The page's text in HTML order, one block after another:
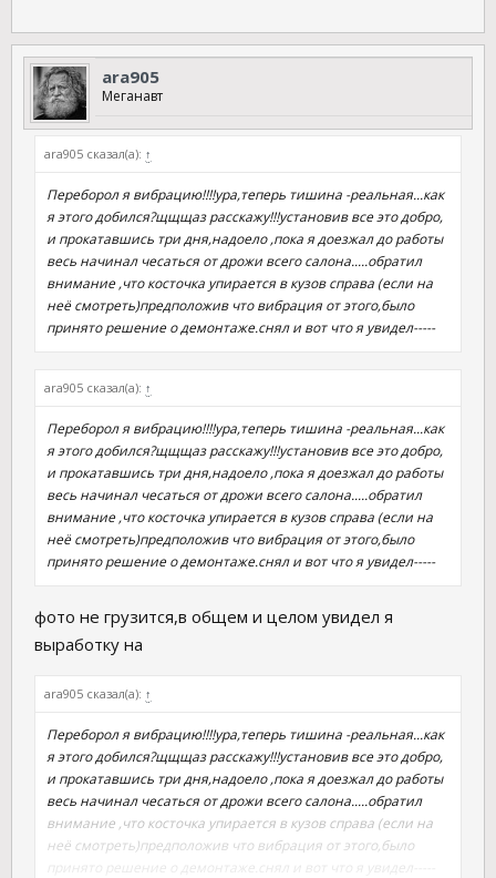
ara905
Меганавт
ara905 сказал(а): ↑
Переборол я вибрацию!!!!ура,теперь тишина -реальная...как
я этого добился?щщщаз расскажу!!!установив все это добро,
и прокатавшись три дня,надоело ,пока я доезжал до работы
весь начинал чесаться от дрожи всего салона.....обратил
внимание ,что косточка упирается в кузов справа (если на
неё смотреть)предположив что вибрация от этого,было
принято решение о демонтаже.снял и вот что я увидел-----
ara905 сказал(а): ↑
Переборол я вибрацию!!!!ура,теперь тишина -реальная...как
я этого добился?щщщаз расскажу!!!установив все это добро,
и прокатавшись три дня,надоело ,пока я доезжал до работы
весь начинал чесаться от дрожи всего салона.....обратил
внимание ,что косточка упирается в кузов справа (если на
неё смотреть)предположив что вибрация от этого,было
принято решение о демонтаже.снял и вот что я увидел-----
фото не грузится,в общем и целом увидел я
выработку на
ara905 сказал(а): ↑
Переборол я вибрацию!!!!ура,теперь тишина -реальная...как
я этого добился?щщщаз расскажу!!!установив все это добро,
и прокатавшись три дня,надоело ,пока я доезжал до работы
весь начинал чесаться от дрожи всего салона.....обратил
внимание ,что косточка упирается в кузов справа (если на
неё смотреть)предположив что вибрация от этого,было
принято решение о демонтаже.снял и вот что я увидел-----